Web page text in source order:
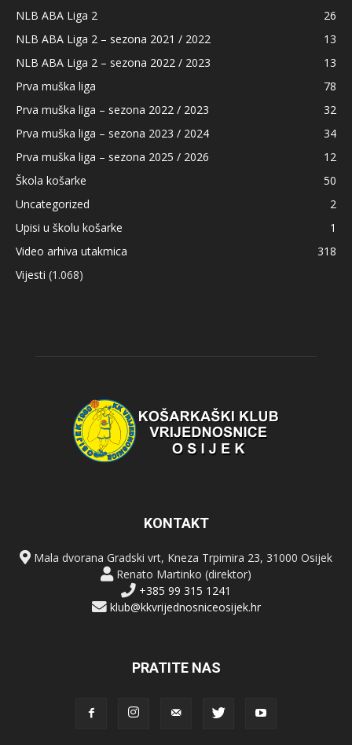
NLB ABA Liga 2
26
NLB ABA Liga 2 – sezona 2021 / 2022
13
NLB ABA Liga 2 – sezona 2022 / 2023
13
Prva muška liga
78
Prva muška liga – sezona 2022 / 2023
32
Prva muška liga – sezona 2023 / 2024
34
Prva muška liga – sezona 2025 / 2026
12
Škola košarke
50
Uncategorized
2
Upisi u školu košarke
1
Video arhiva utakmica
318
Vijesti (1.068)
KONTAKT
Mala dvorana Gradski vrt, Kneza Trpimira 23, 31000 Osijek
Renato Martinko (direktor)
+385 99 315 1241
klub@kkvrijednosniceosijek.hr
PRATITE NAS